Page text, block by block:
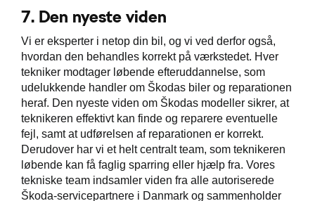
7. Den nyeste viden
Vi er eksperter i netop din bil, og vi ved derfor også,
hvordan den behandles korrekt på værkstedet. Hver
tekniker modtager løbende efteruddannelse, som
udelukkende handler om Škodas biler og reparationen
heraf. Den nyeste viden om Škodas modeller sikrer, at
teknikeren effektivt kan finde og reparere eventuelle
fejl, samt at udførelsen af reparationen er korrekt.
Derudover har vi et helt centralt team, som teknikeren
løbende kan få faglig sparring eller hjælp fra. Vores
tekniske team indsamler viden fra alle autoriserede
Škoda-servicepartnere i Danmark og sammenholder